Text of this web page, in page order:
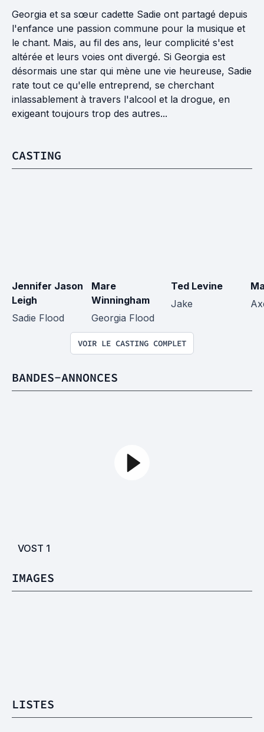
Georgia et sa sœur cadette Sadie ont partagé depuis
l'enfance une passion commune pour la musique et
le chant. Mais, au fil des ans, leur complicité s'est
altérée et leurs voies ont divergé. Si Georgia est
désormais une star qui mène une vie heureuse, Sadie
rate tout ce qu'elle entreprend, se cherchant
inlassablement à travers l'alcool et la drogue, en
exigeant toujours trop des autres...
CASTING
Jennifer Jason
Leigh
Sadie Flood
Mare
Winningham
Georgia Flood
Ted Levine
Jake
VOIR LE CASTING COMPLET
BANDES-ANNONCES
VOST 1
IMAGES
LISTES